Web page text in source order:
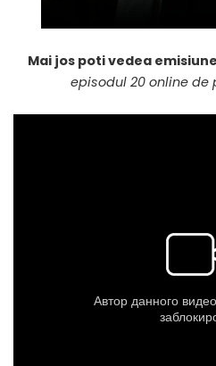
Mai jos poti vedea
episodul 20 online de